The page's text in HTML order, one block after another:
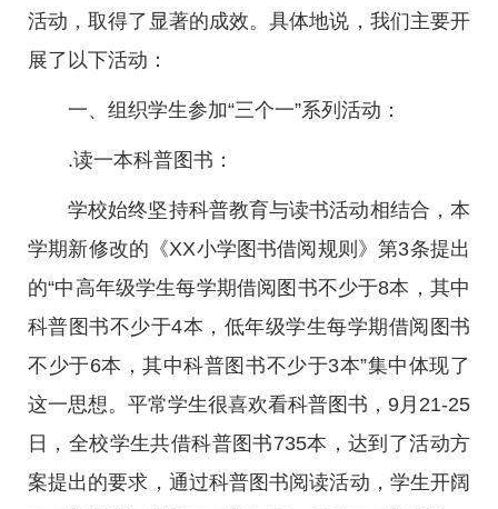
活动，取得了显著的成效。具体地说，我们主要开
展了以下活动：
一、组织学生参加“三个一”系列活动：
.读一本科普图书：
学校始终坚持科普教育与读书活动相结合，本
学期新修改的《XX小学图书借阅规则》第3条提出
的“中高年级学生每学期借阅图书不少于8本，其中
科普图书不少于4本，低年级学生每学期借阅图书
不少于6本，其中科普图书不少于3本”集中体现了
这一思想。平常学生很喜欢看科普图书，9月21-25
日，全校学生共借科普图书735本，达到了活动方
案提出的要求，通过科普图书阅读活动，学生开阔